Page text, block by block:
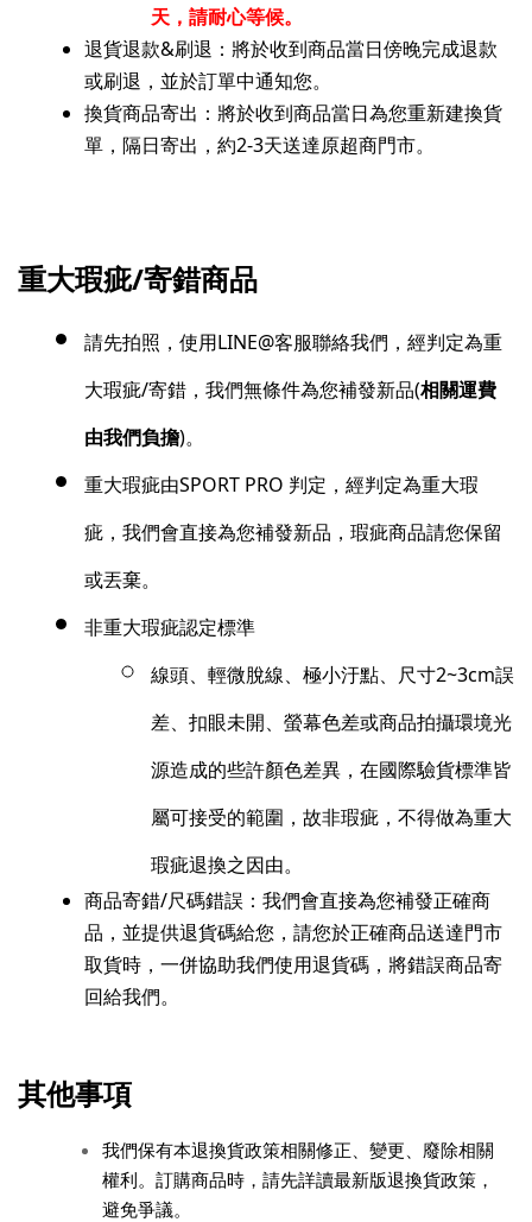
天，請耐心等候。
退貨退款&刷退：將於收到商品當日傍晚完成退款
或刷退，並於訂單中通知您。
換貨商品寄出：將於收到商品當日為您重新建換貨
單，隔日寄出，約2-3天送達原超商門市。
重大瑕疵/寄錯商品
請先拍照，使用LINE@客服聯絡我們，經判定為重
大瑕疵/寄錯，我們無條件為您補發新品(相關運費
由我們負擔)。
重大瑕疵由SPORT PRO 判定，經判定為重大瑕
疵，我們會直接為您補發新品，瑕疵商品請您保留
或丟棄。
非重大瑕疵認定標準
線頭、輕微脫線、極小汙點、尺寸2~3cm誤
差、扣眼未開、螢幕色差或商品拍攝環境光
源造成的些許顏色差異，在國際驗貨標準皆
屬可接受的範圍，故非瑕疵，不得做為重大
瑕疵退換之因由。
商品寄錯/尺碼錯誤：我們會直接為您補發正確商
品，並提供退貨碼給您，請您於正確商品送達門市
取貨時，一併協助我們使用退貨碼，將錯誤商品寄
回給我們。
其他事項
我們保有本退換貨政策相關修正、變更、廢除相關
權利。訂購商品時，請先詳讀最新版退換貨政策，
避免爭議。